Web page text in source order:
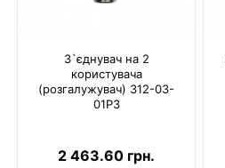
З`єднувач на 2
користувача
(розгалужувач) 312-03-
01P3
2 463.60 грн.